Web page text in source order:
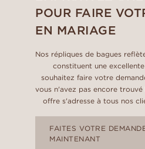
POUR FAIRE
EN MARIAGE
Nos répliques de bagues
constituent une
souhaitez faire votre
vous n'avez pas encore
offre s'adresse à tous nos
FAITES VOTRE
MAINTENANT